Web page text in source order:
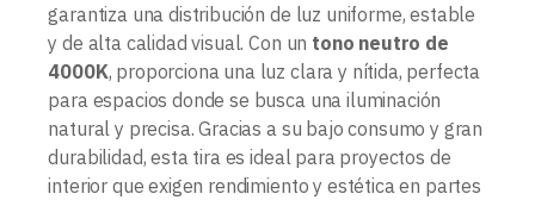
garantiza una distribución de luz uniforme, estable
y de alta calidad visual. Con un tono neutro de
4000K, proporciona una luz clara y nítida, perfecta
para espacios donde se busca una iluminación
natural y precisa. Gracias a su bajo consumo y gran
durabilidad, esta tira es ideal para proyectos de
interior que exigen rendimiento y estética en partes